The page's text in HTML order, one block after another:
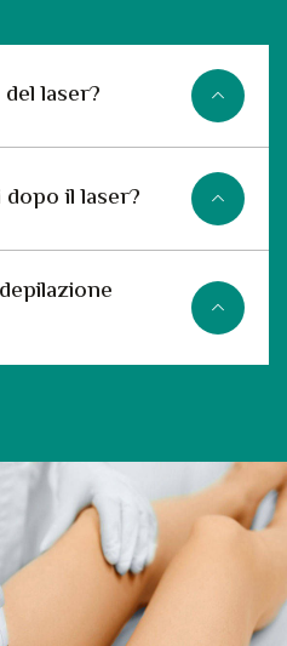
laser?
il laser?